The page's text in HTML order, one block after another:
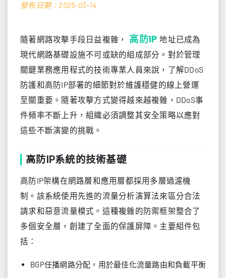
發布日期：2025-03-14
隨著網路攻擊手段日益複雜， 高防IP 地址已成為
現代網路基礎設施不可或缺的組成部分。對於管理
關鍵業務應用程式的技術專業人員來說，了解DDoS
防護和高防IP部署的細節對於維護穩健的線上營運
至關重要。隨著攻擊方式變得越來越複雜，DDoS事
件頻率不斷上升，組織必須調整其安全策略以應對
這些不斷演變的挑戰。
高防IP系統的技術基礎
高防IP架構在網路層和應用層都採用多層過濾機
制。該系統使用先進的流量分析演算法來區分合法
請求和惡意流量模式。這種複雜的防禦框架整合了
多個安全層，創建了全面的保護屏障。主要組件包
括：
BGP任播網路分配，用於最佳化流量路由和負載平衡